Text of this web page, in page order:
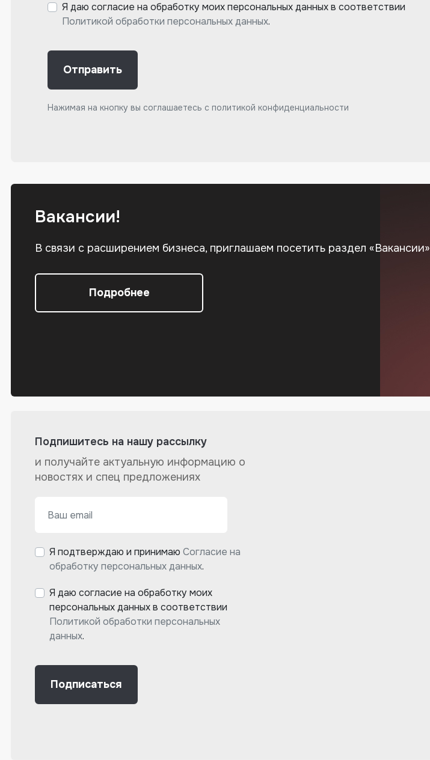
Я даю согласие на обработку моих персональных данных в соответствии
Политикой обработки персональных данных.
Отправить
Нажимая на кнопку вы соглашаетесь с политикой конфиденциальности
Вакансии!
В связи с расширением бизнеса, приглашаем посетить раздел «Вакансии»
Подробнее
Подпишитесь на нашу рассылку
и получайте актуальную информацию о
новостях и спец предложениях
Я подтверждаю и принимаю Согласие на
обработку персональных данных.
Я даю согласие на обработку моих
персональных данных в соответствии
Политикой обработки персональных
данных.
Подписаться